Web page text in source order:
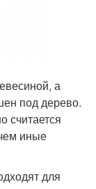
а
под дерево.
считается
иные
для